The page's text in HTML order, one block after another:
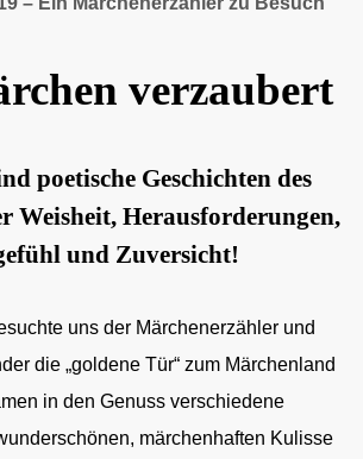
verzaubert
poetische Geschichten des
Weisheit, Herausforderungen,
und Zuversicht!
uns der Märchenerzähler und
die „goldene Tür“ zum Märchenland
in den Genuss verschiedene
märchenhaften Kulisse